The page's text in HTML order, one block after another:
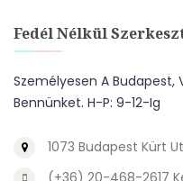
Fedél Nélkül
Személyesen A Budapest,
Bennünket. H-P: 9-12-Ig
1073 Budapest Kürt
(+36) 20-468-2617